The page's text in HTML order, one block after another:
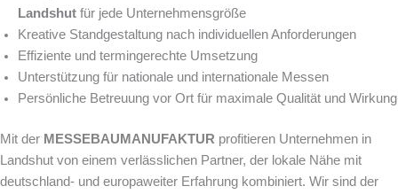
Landshut für jede Unternehmensgröße
Kreative Standgestaltung nach individuellen Anforderungen
Effiziente und termingerechte Umsetzung
Unterstützung für nationale und internationale Messen
Persönliche Betreuung vor Ort für maximale Qualität und Wirkung
Mit der MESSEBAUMANUFAKTUR profitieren Unternehmen in
Landshut von einem verlässlichen Partner, der lokale Nähe mit
deutschland- und europaweiter Erfahrung kombiniert. Wir sind der